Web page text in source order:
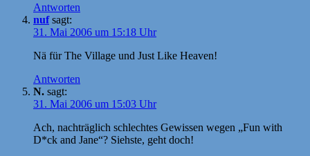
Antworten
nuf sagt:
31. Mai 2006 um 15:18 Uhr
Nä für The Village und Just Like Heaven!
Antworten
N. sagt:
31. Mai 2006 um 15:03 Uhr
Ach, nachträglich schlechtes Gewissen wegen „Fun with
D*ck and Jane“? Siehste, geht doch!